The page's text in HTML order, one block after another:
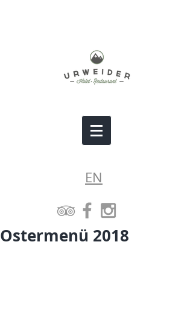
EN
Ostermenü 2018